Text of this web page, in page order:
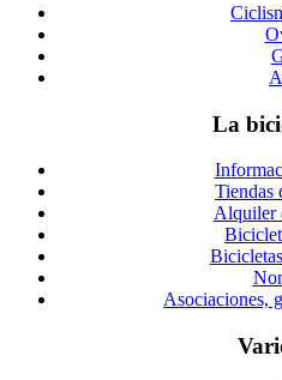
La
Tiendas
Alquiler
Asociaciones,